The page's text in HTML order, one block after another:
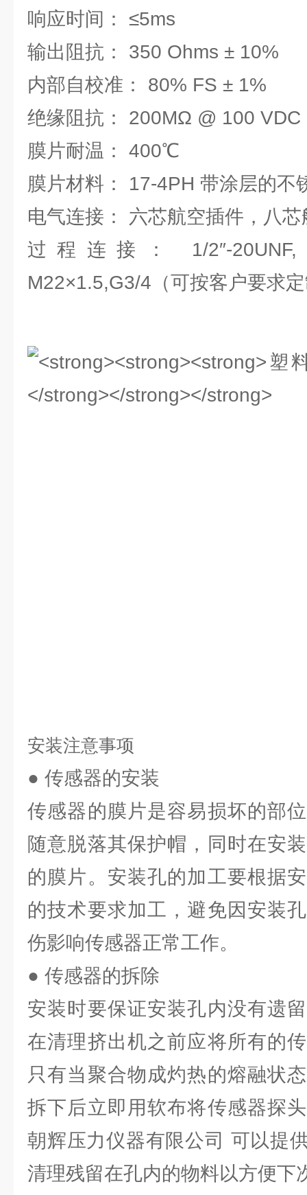
响应时间： ≤5ms
输出阻抗： 350 Ohms ± 10%
内部自校准： 80% FS ± 1%
绝缘阻抗： 200MΩ @ 100 VDC
膜片耐温： 400℃
膜片材料： 17-4PH 带涂层的不
电气连接： 六芯航空插件，八
过程连接： 1/2″-20UNF,
M22×1.5,G3/4（可按客户要求
安装注意事项
● 传感器的安装
传感器的膜片是容易损坏的部
随意脱落其保护帽，同时在安
的膜片。安装孔的加工要根据
的技术要求加工，避免因安装
伤影响传感器正常工作。
● 传感器的拆除
安装时要保证安装孔内没有遗
在清理挤出机之前应将所有的
只有当聚合物成灼热的熔融状
拆下后立即用软布将传感器探
朝辉压力仪器有限公司 可以提
清理残留在孔内的物料以方便下